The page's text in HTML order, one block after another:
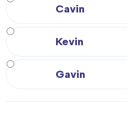
Cavin
Kevin
Gavin